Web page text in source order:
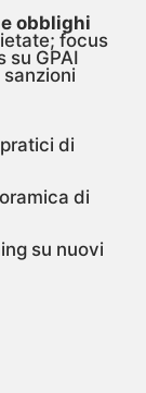
obblighi
focus
su GPAI
di
di
su nuovi